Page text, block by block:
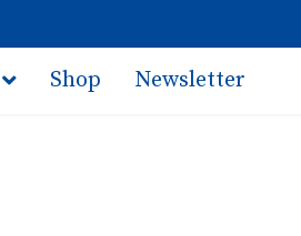
Shop Newsletter